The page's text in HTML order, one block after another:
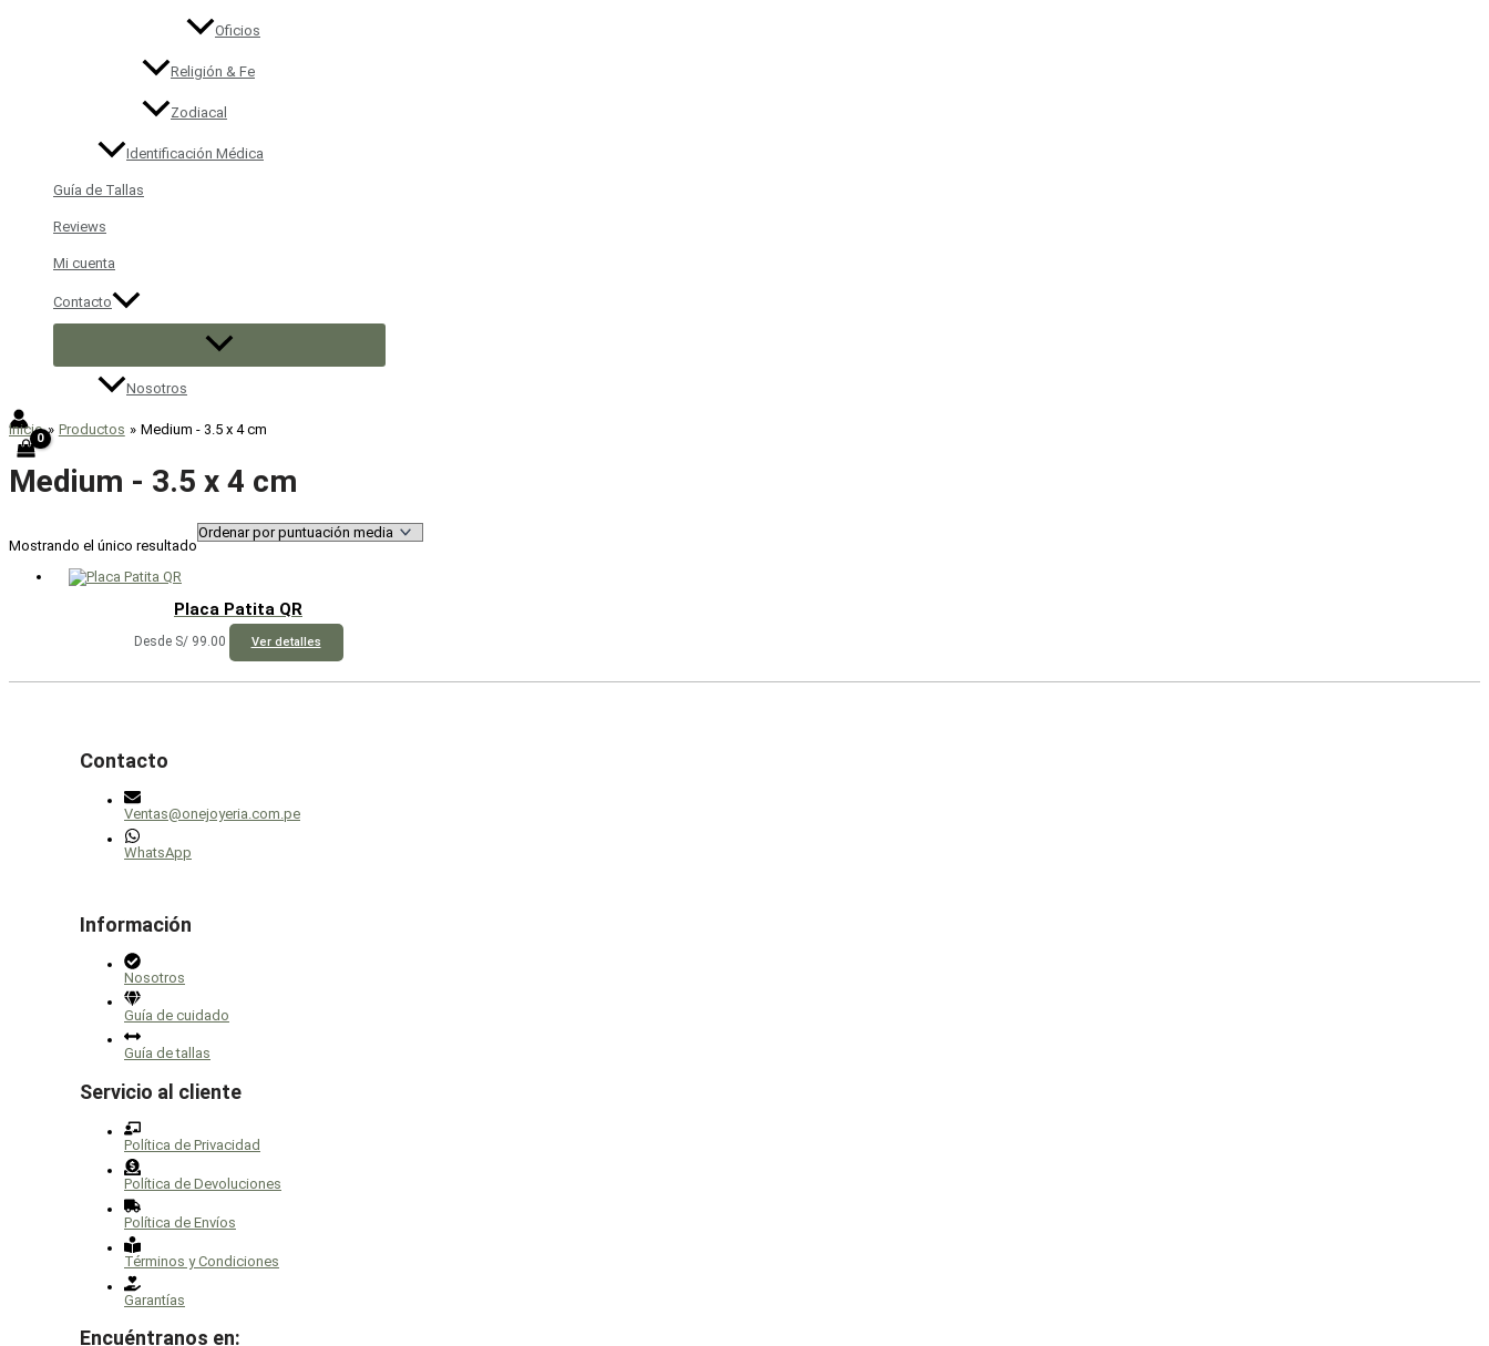
Oficios
Religión & Fe
Zodiacal
Identificación Médica
Guía de Tallas
Reviews
Mi cuenta
Contacto
Nosotros
Inicio Productos Medium - 3.5 x 4 cm
Medium - 3.5 x 4 cm
Mostrando el único resultado
Placa Patita QR
Desde S/99.00 Ver detalles
producto
Contacto
Ventas@onejoyeria.com.pe
WhatsApp
Información
Nosotros
Guía de cuidado
Guía de tallas
Servicio al cliente
Política de Privacidad
Política de Devoluciones
Política de Envíos
Términos y Condiciones
Garantías
Encuéntranos en: